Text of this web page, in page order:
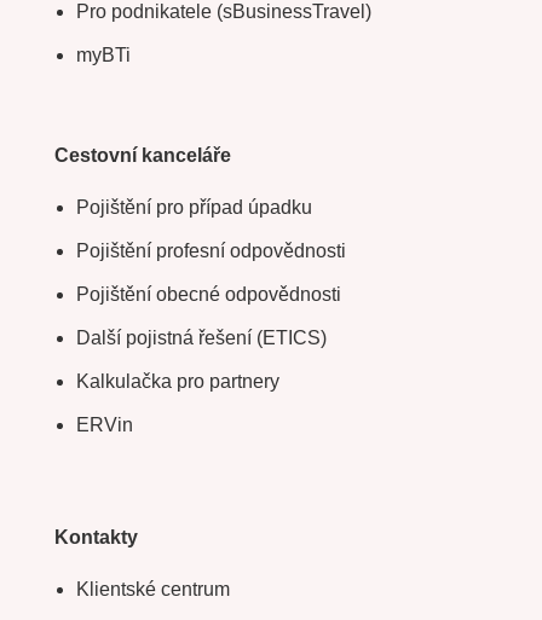
Pro podnikatele (sBusinessTravel)
myBTi
Cestovní kanceláře
Pojištění pro případ úpadku
Pojištění profesní odpovědnosti
Pojištění obecné odpovědnosti
Další pojistná řešení (ETICS)
Kalkulačka pro partnery
ERVin
Kontakty
Klientské centrum